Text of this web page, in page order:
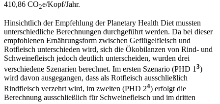
410,86 CO2e/Kopf/Jahr.
Hinsichtlich der Empfehlung der Planetary Health Diet mussten
unterschiedliche Berechnungen durchgeführt werden. Da bei dieser
empfohlenen Ernährungsform zwischen Geflügelfleisch und
Rotfleisch unterschieden wird, sich die Ökobilanzen von Rind- und
Schweinefleisch jedoch deutlich unterscheiden, wurden drei
verschiedene Szenarien berechnet. Im ersten Szenario (PHD 1 3)
wird davon ausgegangen, dass als Rotfleisch ausschließlich
Rindfleisch verzehrt wird, im zweiten (PHD 24) erfolgt die
Berechnung ausschließlich für Schweinefleisch und im dritten